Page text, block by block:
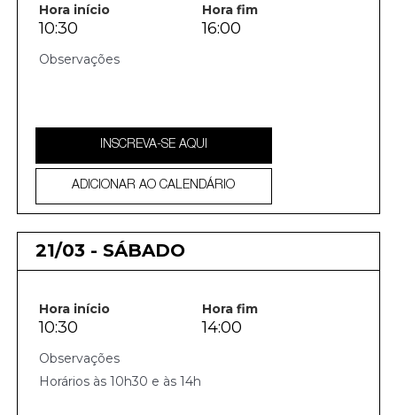
Hora início Hora fim
10:30 16:00
INSCREVA-SE AQUI
ADICIONAR AO CALENDÁRIO
21/03 - SÁBADO
Hora início Hora fim
10:30 14:00
Horários às 10h30 e às 14h